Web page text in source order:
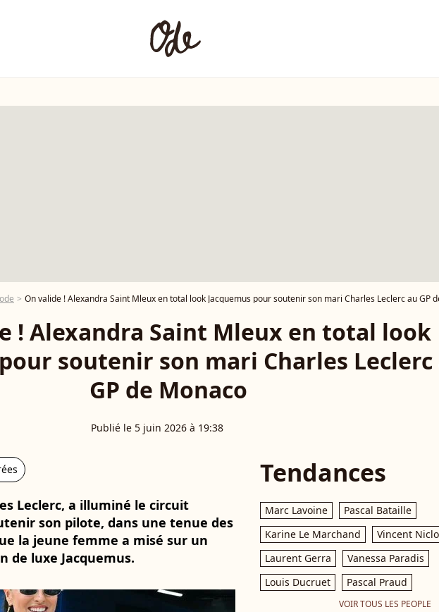
On valide ! Alexandra Saint Mleux en total look Jacquemus pour soutenir son mari Charles Leclerc au GP
! Alexandra Saint Mleux en total look
soutenir son mari Charles Leclerc
GP de Monaco
Publié le 5 juin 2026 à 19:38
Leclerc, a illuminé le circuit
son pilote, dans une tenue des
la jeune femme a misé sur un
de luxe Jacquemus.
Tendances
Marc Lavoine
Pascal Bataille
Karine Le Marchand
Vincent Niclo
Laurent Gerra
Vanessa Paradis
Louis Ducruet
Pascal Praud
VOIR TOUS LES PEOPLE